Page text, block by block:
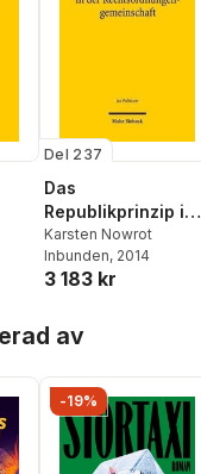
Del 237
Das
Republikprinzip in
der
emeinschaft
Karsten Nowrot
Inbunden, 2014
3 183 kr
av
-19%